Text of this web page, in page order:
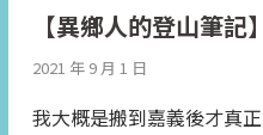
【異鄉人的登山筆
2021 年 9 月 1 日
我大概是搬到嘉義後才真